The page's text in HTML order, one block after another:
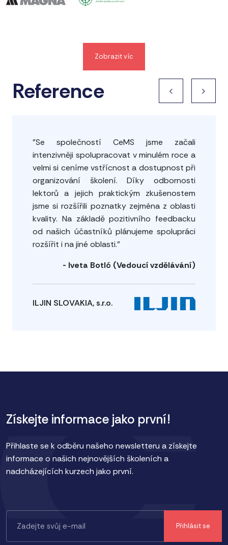
Zobrazit víc
Reference
"Se společností CeMS jsme začali
intenzivněji spolupracovat v minulém roce a
velmi si ceníme vstřícnost a dostupnost při
organizování školení. Díky odbornosti
lektorů a jejich praktickým zkušenostem
jsme si rozšířili poznatky zejména z oblasti
kvality. Na základě pozitivního feedbacku
od našich účastníků plánujeme spolupráci
rozšířit i na jiné oblasti."
- Iveta Botló (Vedoucí vzdělávání)
ILJIN SLOVAKIA, s.r.o.
Získejte informace jako první!
Přihlaste se k odběru našeho newsletteru a získejte
informace o našich nejnovějších školeních a
nadcházejících kurzech jako první.